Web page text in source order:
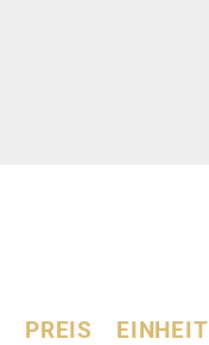
PREIS EINHEIT